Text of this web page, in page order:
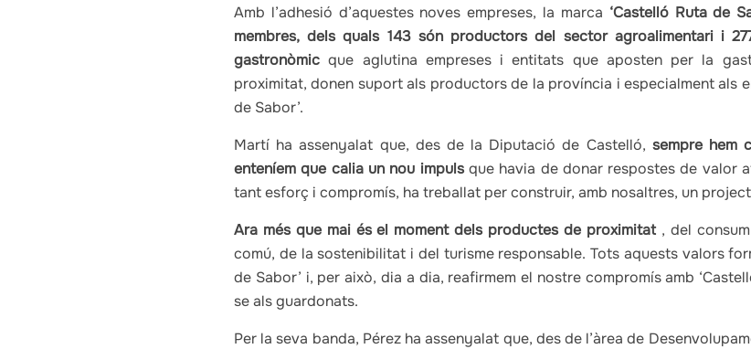
Amb l’adhesió d’aquestes noves empreses, la marca ‘Castelló Ruta de
membres, dels quals 143 són productors del sector agroalimentari i
gastronòmic que aglutina empreses i entitats que aposten per la
proximitat, donen suport als productors de la província i especialment als
de Sabor’.
Martí ha assenyalat que, des de la Diputació de Castelló, sempre hem
enteníem que calia un nou impulsque havia de donar respostes de valor
tant esforç i compromís, ha treballat per construir, amb nosaltres, un
Ara més que mai és el moment dels productes de proximitat, del consum
comú, de la sostenibilitat i del turisme responsable. Tots aquests valors
de Sabor’ i, per això, dia a dia, reafirmem el nostre compromís amb
se als guardonats.
Per la seva banda, Pérez ha assenyalat que, des de l’àrea de